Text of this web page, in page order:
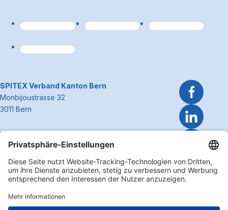
~Kontaktinformationen
SPITEX Verband Kanton Bern
Monbijoustrasse 32
3011 Bern
E-Mailinfo@spitexbe.ch
Kontakt